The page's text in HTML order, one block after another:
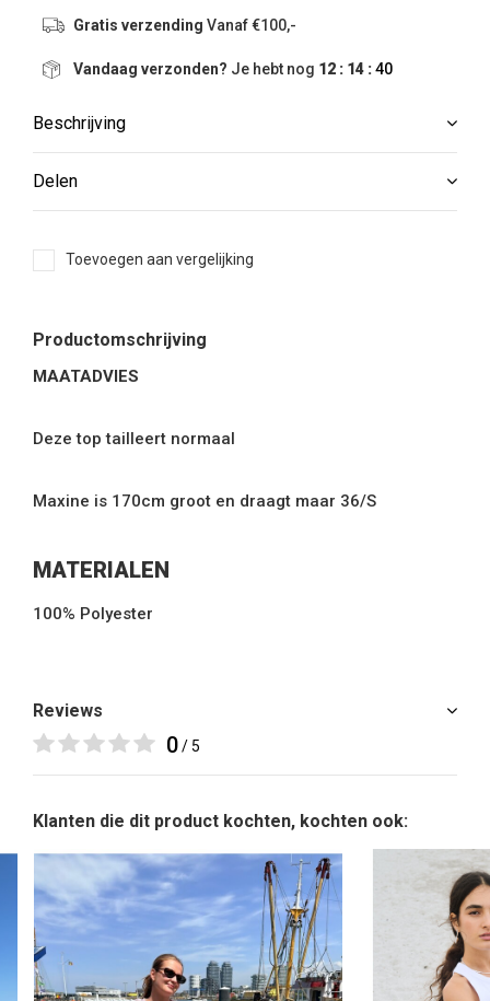
Gratis verzending Vanaf €100,-
Vandaag verzonden? Je hebt nog 12 : 14 :39
Beschrijving
Delen
Toevoegen aan vergelijking
Productomschrijving
MAATADVIES
Deze top tailleert normaal
Maxine is 170cm groot en draagt maar 36/S
MATERIALEN
100% Polyester
Reviews
0/ 5
Klanten die dit product kochten, kochten ook: